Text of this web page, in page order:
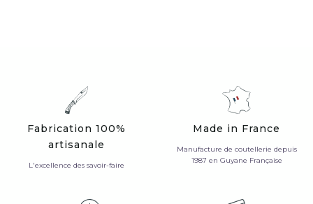
Fabrication 100%
artisanale
L'excellence des savoir-faire
Made in France
Manufacture de coutellerie depuis
1987 en Guyane Française